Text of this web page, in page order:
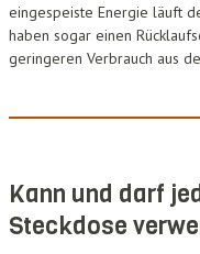
eingespeiste Energie läuft
haben sogar einen
geringeren Verbrauch aus
Kann und darf
Steckdose